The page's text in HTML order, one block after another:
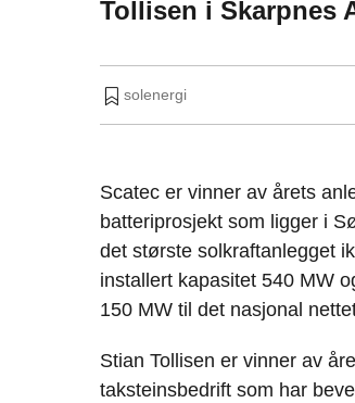
Tollisen i Skarpnes
solenergi
Scatec er vinner av årets
batteriprosjekt som ligger i
det største solkraftanlegget
installert kapasitet 540 MW
150 MW til det nasjonal
Stian Tollisen er vinner av
taksteinsbedrift som har